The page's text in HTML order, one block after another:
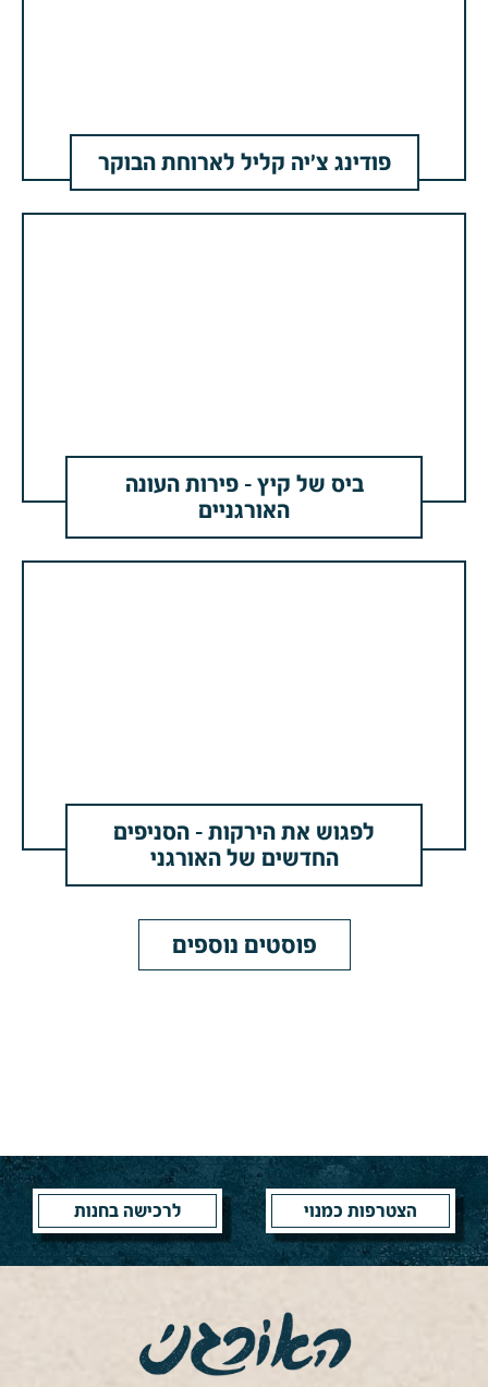
פודינג צ'יה קליל לארוחת הבוקר
ביס של קיץ – פירות העונה
האורגניים
לפגוש את הירקות – הסניפים
החדשים של האורגני
פוסטים נוספים
הצטרפות כמנוי לרכישה בחנות